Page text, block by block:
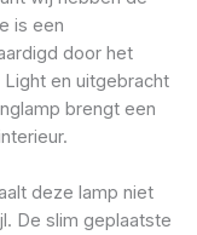
is een
door het
en uitgebracht
brengt een
deze lamp niet
De slim geplaatste